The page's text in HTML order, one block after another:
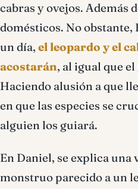
cabras y ovejos. Además
domésticos. No obstante,
un día, el leopardo y el
acostarán, al igual que el
Haciendo alusión a que
en que las especies se
alguien los guiará.
En Daniel, se explica una
monstruo parecido a un